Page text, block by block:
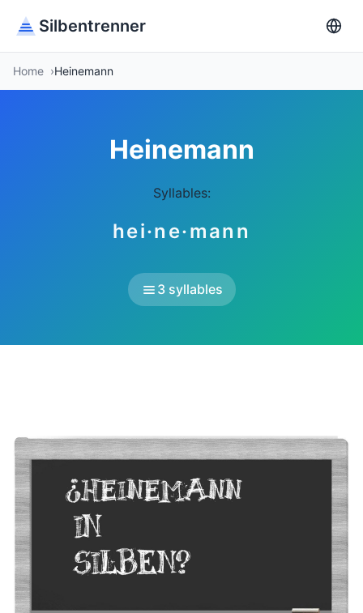
Silbentrenner
Home Heinemann
Heinemann
Syllables:
hei·ne·mann
3 syllables